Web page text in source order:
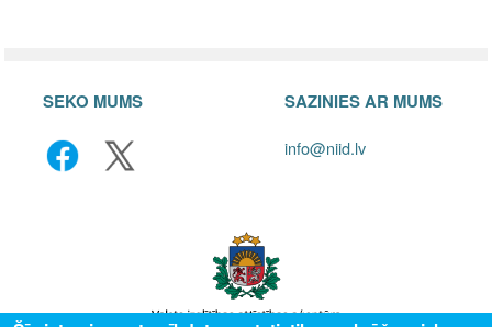
SEKO MUMS SAZINIES AR MUMS
info@niid.lv